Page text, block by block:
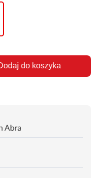
do koszyka
Abra